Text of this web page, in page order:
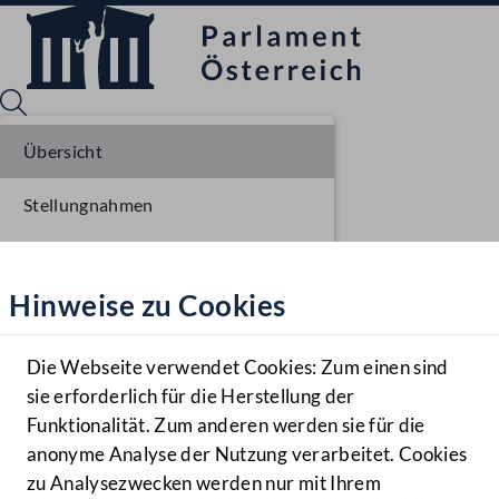
Hilfe
Benutzer
Navigationsmenü öffnen
MENÜ
Hinweise zu Cookies
Die Webseite verwendet Cookies: Zum einen sind
sie erforderlich für die Herstellung der
Funktionalität. Zum anderen werden sie für die
anonyme Analyse der Nutzung verarbeitet. Cookies
zu Analysezwecken werden nur mit Ihrem
Übersicht
Stellungnahmen
Einlangen NR